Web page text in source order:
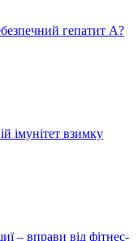
гепатит А?
імунітет взимку
– вправи від фітнес-